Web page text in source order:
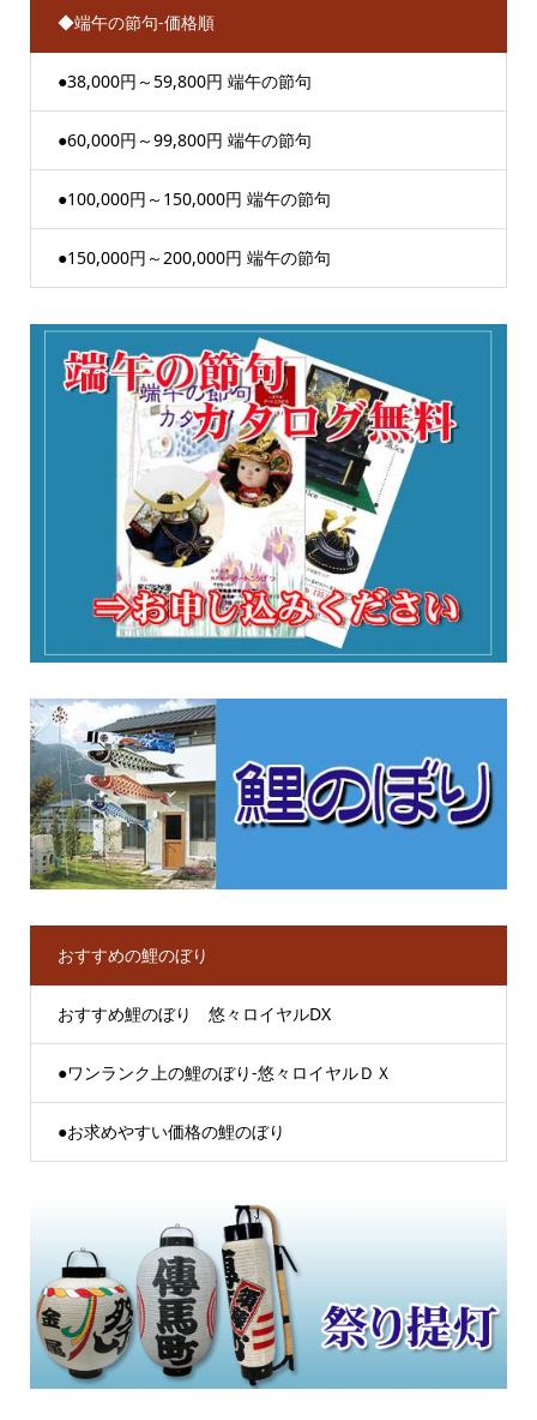
◆端午の節句-価格順
●38,000円～59,800円 端午の節句
●60,000円～99,800円 端午の節句
●100,000円～150,000円 端午の節句
●150,000円～200,000円 端午の節句
おすすめの鯉のぼり
おすすめ鯉のぼり 悠々ロイヤルDX
●ワンランク上の鯉のぼり-悠々ロイヤルＤＸ
●お求めやすい価格の鯉のぼり